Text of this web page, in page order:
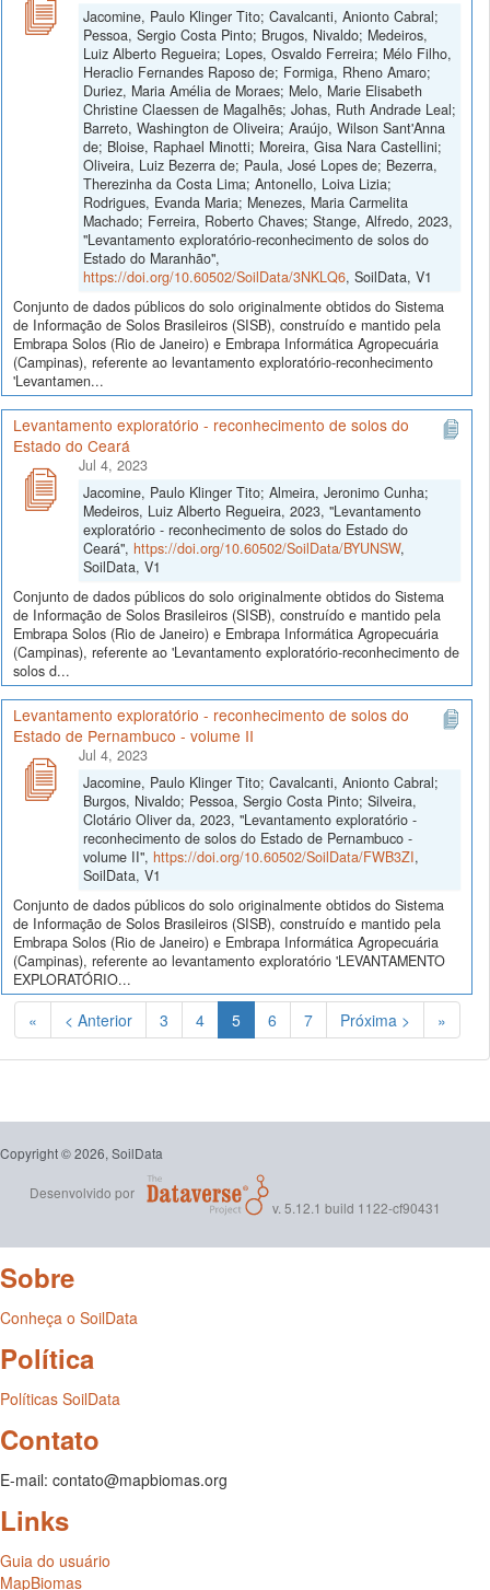
Jacomine, Paulo Klinger Tito; Cavalcanti, Anionto Cabral;
Pessoa, Sergio Costa Pinto; Brugos, Nivaldo; Medeiros,
Luiz Alberto Regueira; Lopes, Osvaldo Ferreira; Mélo Filho,
Heraclio Fernandes Raposo de; Formiga, Rheno Amaro;
Duriez, Maria Amélia de Moraes; Melo, Marie Elisabeth
Christine Claessen de Magalhẽs; Johas, Ruth Andrade Leal;
Barreto, Washington de Oliveira; Araújo, Wilson Sant'Anna
de; Bloise, Raphael Minotti; Moreira, Gisa Nara Castellini;
Oliveira, Luiz Bezerra de; Paula, José Lopes de; Bezerra,
Therezinha da Costa Lima; Antonello, Loiva Lizia;
Rodrigues, Evanda Maria; Menezes, Maria Carmelita
Machado; Ferreira, Roberto Chaves; Stange, Alfredo, 2023,
"Levantamento exploratório-reconhecimento de solos do
Estado do Maranhão",
https://doi.org/10.60502/SoilData/3NKLQ6, SoilData, V1
Conjunto de dados públicos do solo originalmente obtidos do Sistema
de Informação de Solos Brasileiros (SISB), construído e mantido pela
Embrapa Solos (Rio de Janeiro) e Embrapa Informática Agropecuária
(Campinas), referente ao levantamento exploratório-reconhecimento
'Levantamen...
Levantamento exploratório - reconhecimento de solos do
Estado do Ceará
Jul 4, 2023
Jacomine, Paulo Klinger Tito; Almeira, Jeronimo Cunha;
Medeiros, Luiz Alberto Regueira, 2023, "Levantamento
exploratório - reconhecimento de solos do Estado do
Ceará", https://doi.org/10.60502/SoilData/BYUNSW,
SoilData, V1
Conjunto de dados públicos do solo originalmente obtidos do Sistema
de Informação de Solos Brasileiros (SISB), construído e mantido pela
Embrapa Solos (Rio de Janeiro) e Embrapa Informática Agropecuária
(Campinas), referente ao 'Levantamento exploratório-reconhecimento de
solos d...
Levantamento exploratório - reconhecimento de solos do
Estado de Pernambuco - volume II
Jul 4, 2023
Jacomine, Paulo Klinger Tito; Cavalcanti, Anionto Cabral;
Burgos, Nivaldo; Pessoa, Sergio Costa Pinto; Silveira,
Clotário Oliver da, 2023, "Levantamento exploratório -
reconhecimento de solos do Estado de Pernambuco -
volume II", https://doi.org/10.60502/SoilData/FWB3ZI,
SoilData, V1
Conjunto de dados públicos do solo originalmente obtidos do Sistema
de Informação de Solos Brasileiros (SISB), construído e mantido pela
Embrapa Solos (Rio de Janeiro) e Embrapa Informática Agropecuária
(Campinas), referente ao levantamento exploratório 'LEVANTAMENTO
EXPLORATÓRIO...
« < Anterior 3 4 5(Atual)
6 7 Próxima > »
Copyright © 2026, SoilData
Desenvolvido por
v. 5.12.1 build 1122-cf90431
Sobre
Conheça o SoilData
Política
Políticas SoilData
Contato
E-mail: contato@mapbiomas.org
Links
Guia do usuário
MapBiomas